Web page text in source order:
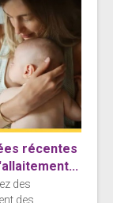
récentes
des
des